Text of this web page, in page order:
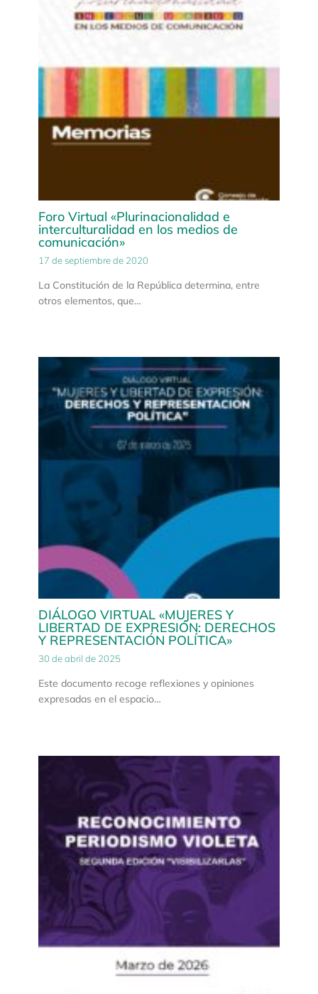
Foro Virtual «Plurinacionalidad e
interculturalidad en los medios de
comunicación»
17 de septiembre de 2020
La Constitución de la República determina, entre
otros elementos, que…
DIÁLOGO VIRTUAL «MUJERES Y
LIBERTAD DE EXPRESIÓN: DERECHOS
Y REPRESENTACIÓN POLÍTICA»
30 de abril de 2025
Este documento recoge reflexiones y opiniones
expresadas en el espacio…